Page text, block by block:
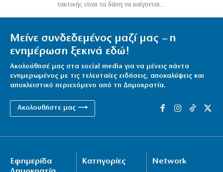
τακτικής είναι τα δάση να καίγονται...
Μείνε συνδεδεμένος μαζί μας – η
ενημέρωση ξεκινά εδώ!
Ακολούθησέ μας στα social media για να μένεις πάντα
ενημερωμένος με τις τελευταίες ειδήσεις, αποκαλύψεις και
αποκλειστικό περιεχόμενο από τη Δημοκρατία.
Ακολουθήστε μας ⟶
Εφημερίδα
Κατηγορίες Network